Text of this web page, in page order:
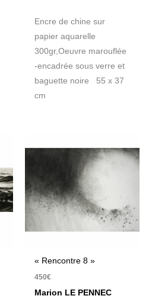
Encre de chine sur
papier aquarelle
300gr,Oeuvre marouflée
-encadrée sous verre et
baguette noire 55 x 37
cm
« Rencontre 8 »
450€
Marion LE PENNEC